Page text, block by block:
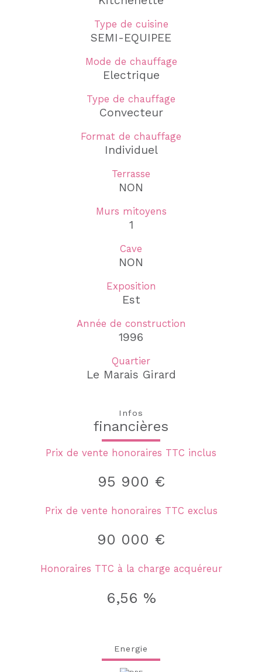
Type de cuisine
SEMI-EQUIPEE
Mode de chauffage
Electrique
Type de chauffage
Convecteur
Format de chauffage
Individuel
Terrasse
NON
Murs mitoyens
1
Cave
NON
Exposition
Est
Année de construction
1996
Quartier
Le Marais Girard
Infos
financières
Prix de vente honoraires TTC inclus
95 900 €
Prix de vente honoraires TTC exclus
90 000 €
Honoraires TTC à la charge acquéreur
6,56 %
Energie